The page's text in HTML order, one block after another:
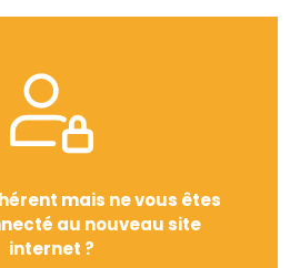
mais ne vous êtes
au nouveau site
internet ?